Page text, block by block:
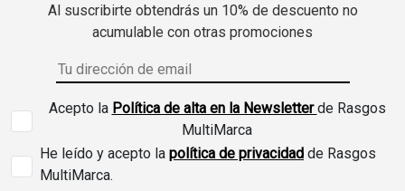
Al suscribirte obtendrás un 10% de descuento no
acumulable con otras promociones
Acepto la Política de alta en la Newsletterde Rasgos
MultiMarca
He leído y acepto la política de privacidad de Rasgos
MultiMarca.